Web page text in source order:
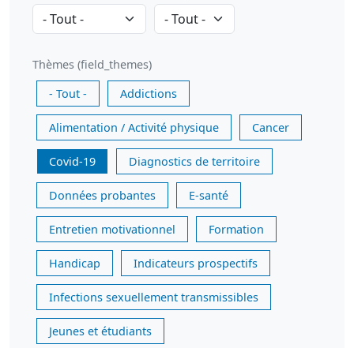
Thèmes (field_themes)
- Tout -
Addictions
Alimentation / Activité physique Cancer
Covid-19 Diagnostics de territoire
Données probantes E-santé
Entretien motivationnel Formation
Handicap Indicateurs prospectifs
Infections sexuellement transmissibles
Jeunes et étudiants